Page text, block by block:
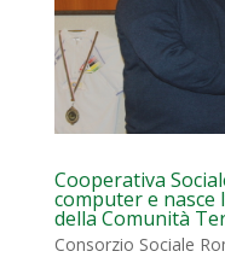
Cooperativa
computer e nasce
della Comunità
Consorzio Sociale